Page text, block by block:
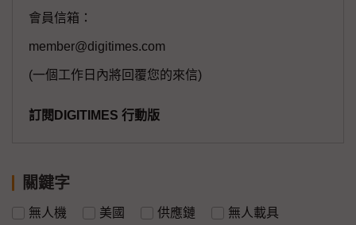
會員信箱：
member@digitimes.com
(一個工作日內將回覆您的來信)
訂閱DIGITIMES 行動版
關鍵字
無人機 美國 供應鏈 無人載具